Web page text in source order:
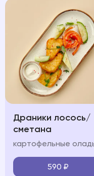
Драники лосось/
сметана
590 ₽